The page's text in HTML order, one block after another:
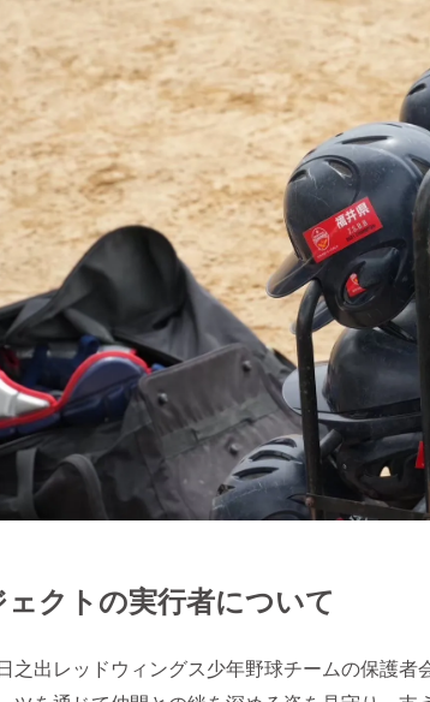
クトの実行者について
之出レッドウィングス少年野球チームの保護者